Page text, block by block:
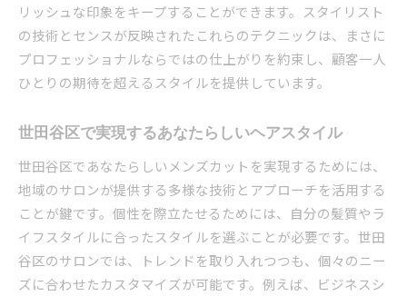
リッシュな印象をキープすることができます。スタイリスト
の技術とセンスが反映されたこれらのテクニックは、まさに
プロフェッショナルならではの仕上がりを約束し、顧客一人
ひとりの期待を超えるスタイルを提供しています。
世田谷区で実現するあなたらしいヘアスタイル
世田谷区であなたらしいメンズカットを実現するためには、
地域のサロンが提供する多様な技術とアプローチを活用する
ことが鍵です。個性を際立たせるためには、自分の髪質やラ
イフスタイルに合ったスタイルを選ぶことが必要です。世田
谷区のサロンでは、トレンドを取り入れつつも、個々のニー
ズに合わせたカスタマイズが可能です。例えば、ビジネスシ